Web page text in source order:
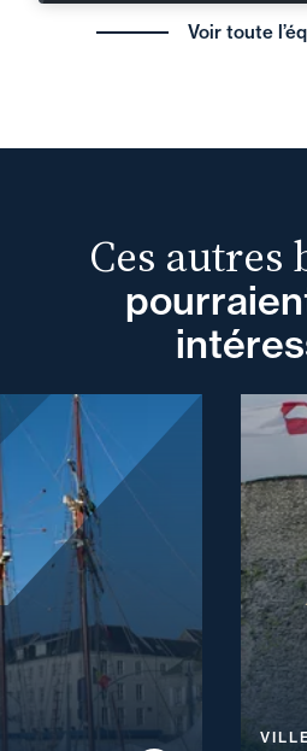
Voir toute
Ces autres